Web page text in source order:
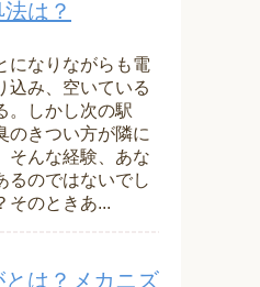
は？
になりながらも電
込み、空いている
。しかし次の駅
のきつい方が隣に
そんな経験、あな
るのではないでし
そのときあ...
とは？メカニズ